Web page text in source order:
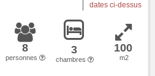
dates ci-dessus
8
personnes
3
chambres
100
m2